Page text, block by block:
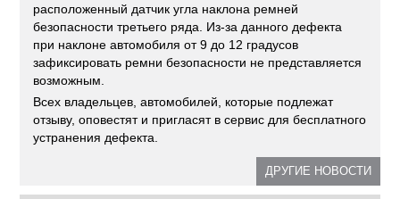
расположенный датчик угла наклона ремней
безопасности третьего ряда. Из-за данного дефекта
при наклоне автомобиля от 9 до 12 градусов
зафиксировать ремни безопасности не представляется
возможным.
Всех владельцев, автомобилей, которые подлежат
отзыву, оповестят и пригласят в сервис для бесплатного
устранения дефекта.
ДРУГИЕ НОВОСТИ